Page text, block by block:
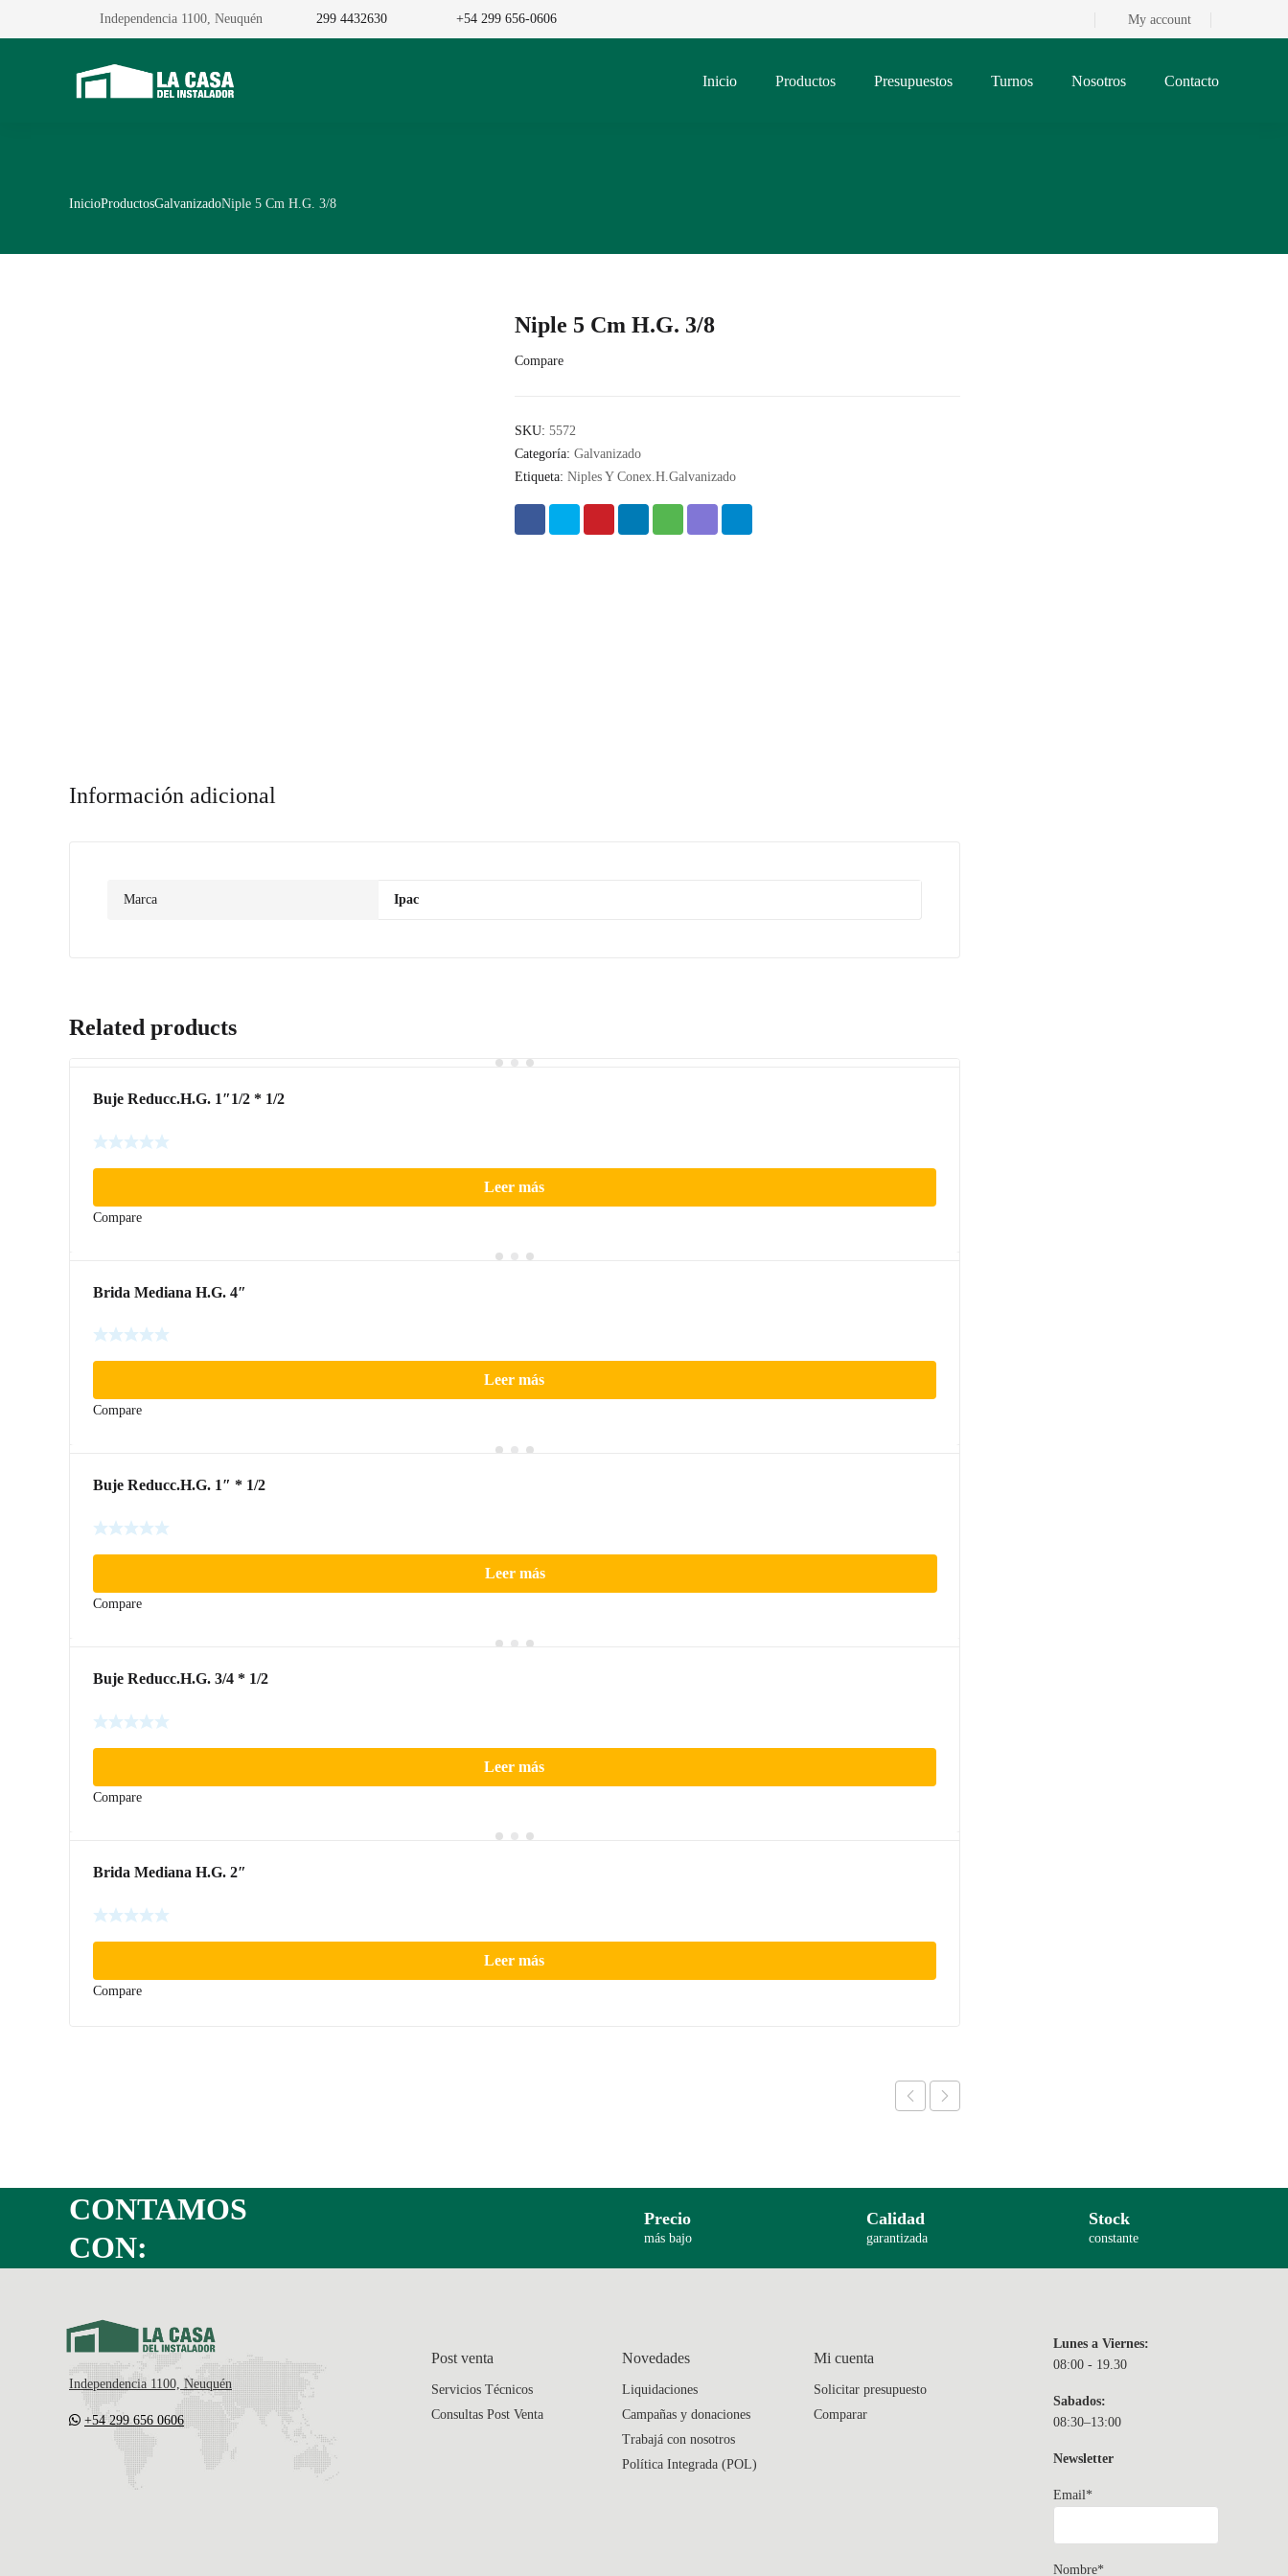
My account
Independencia 1100, Neuquén 299 4432630 +54 299 656-0606
Inicio Productos Presupuestos Turnos Nosotros Contacto
InicioProductosGalvanizadoNiple 5 Cm H.G. 3/8
Niple 5 Cm H.G. 3/8
Compare
SKU: 5572
Categoría: Galvanizado
Etiqueta: Niples Y Conex.H.Galvanizado
Información adicional
Marca Ipac
Related products
Buje Reducc.H.G. 1″1/2 * 1/2
Leer más
Compare
Brida Mediana H.G. 4″
Leer más
Compare
Buje Reducc.H.G. 1″ * 1/2
Leer más
Compare
Buje Reducc.H.G. 3/4 * 1/2
Leer más
Compare
Brida Mediana H.G. 2″
Leer más
Compare
CONTAMOS
CON:
Precio
más bajo
Calidad
garantizada
Stock
constante
Independencia 1100, Neuquén
+54 299 656 0606
Post venta
Servicios Técnicos
Consultas Post Venta
Novedades
Liquidaciones
Campañas y donaciones
Trabajá con nosotros
Política Integrada (POL)
Mi cuenta
Solicitar presupuesto
Comparar
Lunes a Viernes:
08:00 - 19.30
Sabados:
08:30–13:00
Newsletter
Email*
Nombre*